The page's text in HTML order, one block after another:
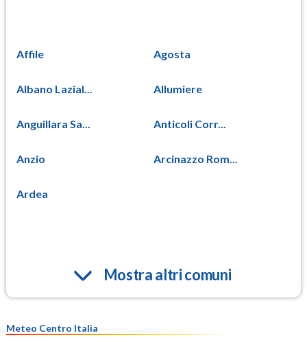
Affile Agosta
Albano Lazial... Allumiere
Anguillara Sa... Anticoli Corr...
Anzio Arcinazzo Rom...
Ardea
Mostra altri comuni
Meteo Centro Italia